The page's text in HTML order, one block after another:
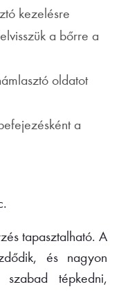
kezelésre
a bőrre a
oldatot
a
tapasztalható. A
és nagyon
tépkedni,